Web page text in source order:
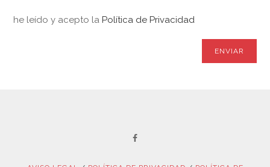
he leído y acepto la Política de Privacidad